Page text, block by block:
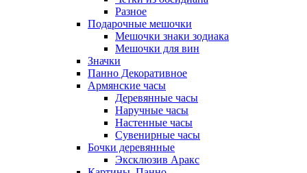
Разное
Подарочные мешочки
Мешочки знаки зодиака
Мешочки для вин
Значки
Панно Декоративное
Армянские часы
Деревянные часы
Наручные часы
Настенные часы
Сувенирные часы
Бочки деревянные
Эксклюзив Аракс